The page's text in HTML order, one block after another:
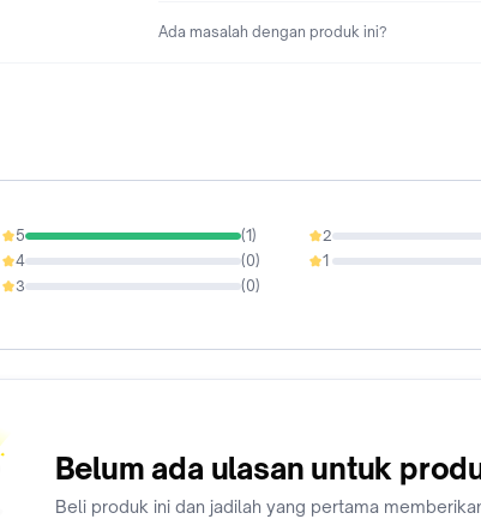
Ada masalah dengan produk ini?
5 (1)
100%
4 (0)
0%
3 (0)
0%
2
0%
1
0%
Belum ada ulasan untuk
Beli produk ini dan jadilah yang pertama